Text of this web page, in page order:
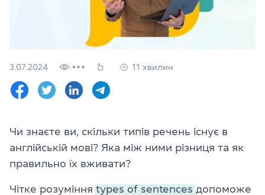
Мова сайту
(063) 580 11 00
(098) 580 11 00
м. Київ, метро Золоті Ворота, вул. Ярославів Вал, 13/2-б,
3.07.2024 11 хвилин
Чи знаєте ви, скільки типів речень існує в
англійській мові? Яка між ними різниця та як
правильно їх вживати?
Чітке розуміння types of sentences допоможе